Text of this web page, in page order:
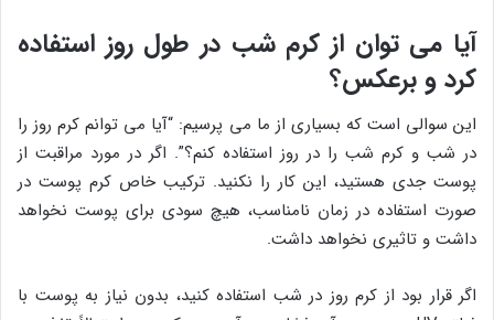
آیا می توان از کرم شب در طول روز استفاده
کرد و برعکس؟
این سوالی است که بسیاری از ما می پرسیم: “آیا می توانم کرم روز را
در شب و کرم شب را در روز استفاده کنم؟”. اگر در مورد مراقبت از
پوست جدی هستید، این کار را نکنید. ترکیب خاص کرم پوست در
صورت استفاده در زمان نامناسب، هیچ سودی برای پوست نخواهد
داشت و تاثیری نخواهد داشت.
اگر قرار بود از کرم روز در شب استفاده کنید، بدون نیاز به پوست با